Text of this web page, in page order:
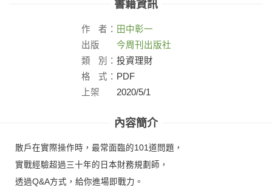
書籍資訊
作 者： 田中彰一
出版
社：
今周刊出版社
類
別： 投資理財
格
式： PDF
上架
2020/5/1
內容簡介
散戶在實際操作時，最常面臨的101道問題，
實戰經驗超過三十年的日本財務規劃師，
透過Q&A方式，給你進場即戰力。